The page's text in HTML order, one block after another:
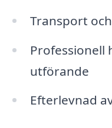
Transport
Professionell
utförande
Efterlevnad